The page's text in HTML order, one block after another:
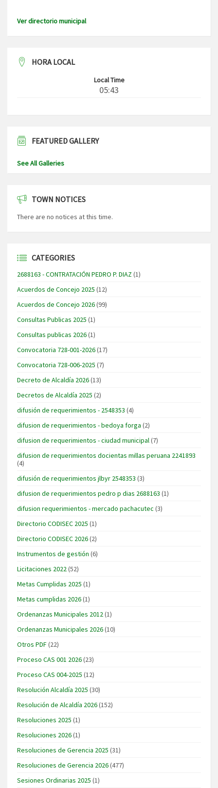
Ver directorio municipal
HORA LOCAL
Local Time
05:43
FEATURED GALLERY
See All Galleries
TOWN NOTICES
There are no notices at this time.
CATEGORIES
2688163 - CONTRATACIÓN PEDRO P. DIAZ (1)
Acuerdos de Concejo 2025 (12)
Acuerdos de Concejo 2026(99)
Consultas Publicas 2025 (1)
Consultas publicas 2026(1)
Convocatoria 728-001-2026(17)
Convocatoria 728-006-2025 (7)
Decreto de Alcaldía 2026(13)
Decretos de Alcaldía 2025 (2)
difusión de requerimientos - 2548353 (4)
difusion de requerimientos - bedoya forga (2)
difusion de requerimientos - ciudad municipal(7)
difusion de requerimientos docientas millas peruana 2241893
(4)
difusión de requerimientos jlbyr 2548353 (3)
difusion de requerimientos pedro p dias 2688163 (1)
difusion requerimientos - mercado pachacutec (3)
Directorio CODISEC 2025 (1)
Directorio CODISEC 2026(2)
Instrumentos de gestión (6)
Licitaciones 2022(52)
Metas Cumplidas 2025 (1)
Metas cumplidas 2026(1)
Ordenanzas Municipales 2012(1)
Ordenanzas Municipales 2026(10)
Otros PDF(22)
Proceso CAS 001 2026(23)
Proceso CAS 004-2025 (12)
Resolución Alcaldía 2025 (30)
Resolución de Alcaldía 2026(152)
Resoluciones 2025 (1)
Resoluciones 2026(1)
Resoluciones de Gerencia 2025 (31)
Resoluciones de Gerencia 2026(477)
Sesiones Ordinarias 2025 (1)